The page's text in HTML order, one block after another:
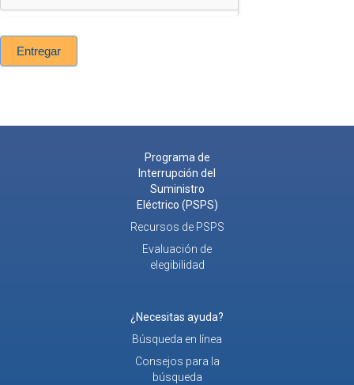
Entregar
Programa de
Interrupción del
Suministro
Eléctrico (PSPS)
Recursos de PSPS
Evaluación de
elegibilidad
¿Necesitas ayuda?
Búsqueda en línea
Consejos para la
búsqueda